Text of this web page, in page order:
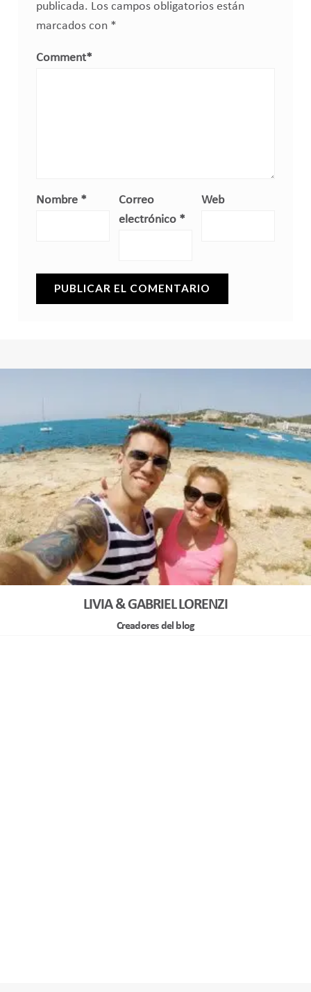
publicada. Los campos obligatorios están
marcados con *
Comment*
Nombre *
Correo
electrónico *
Web
LIVIA & GABRIEL LORENZI
Creadores del blog